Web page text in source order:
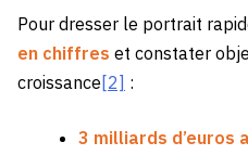
Pour dresser le portrait
en chiffres et constater
croissance [2] :
3 milliards d’euros